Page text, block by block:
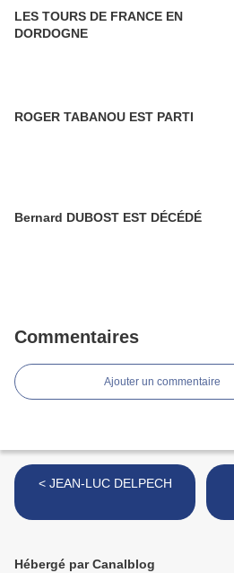
LES TOURS DE FRANCE EN
DORDOGNE
ROGER TABANOU EST PARTI
Bernard DUBOST EST DÉCÉDÉ
Commentaires
Ajouter un commentaire
< JEAN-LUC DELPECH
Hébergé par Canalblog